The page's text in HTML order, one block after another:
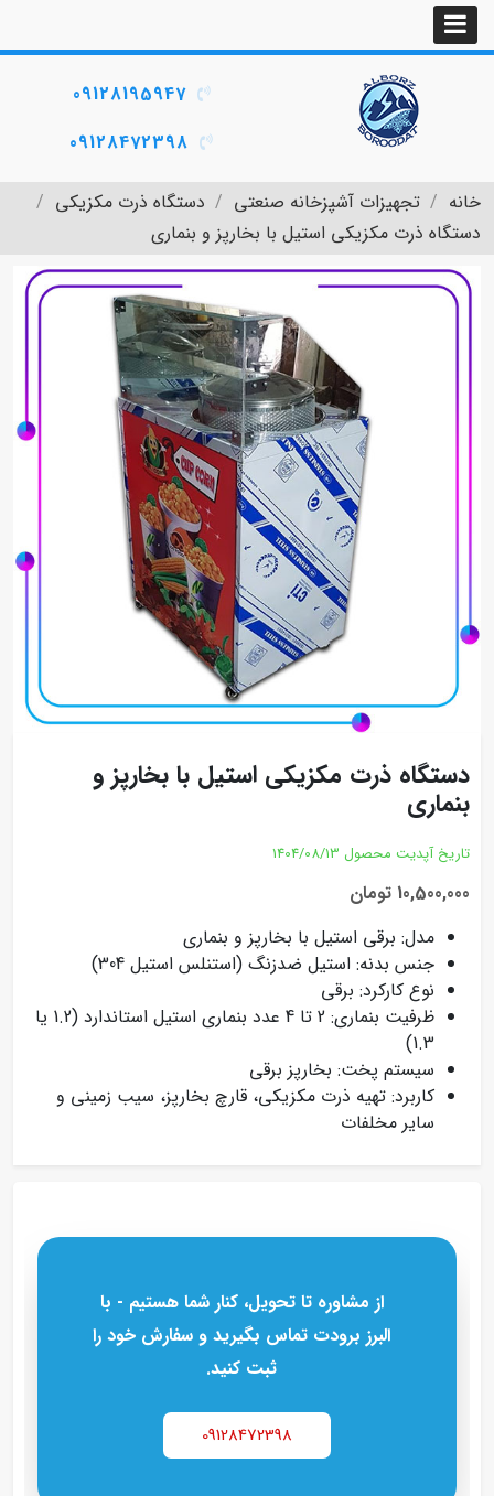
09128195947
09128472398
خانه تجهیزات آشپزخانه صنعتی
دستگاه ذرت مکزیکی
دستگاه ذرت مکزیکی استیل با بخارپز و بنماری
دستگاه ذرت مکزیکی استیل با بخارپز و
بنماری
تاریخ آپدیت محصول 1404/08/13
10,500,000 تومان
مدل: برقی استیل با بخارپز و بنماری
جنس بدنه: استیل ضدزنگ (استنلس استیل 304)
نوع کارکرد: برقی
ظرفیت بنماری: 2 تا 4 عدد بنماری استیل استاندارد (1.2 یا
1.3)
سیستم پخت: بخارپز برقی
کاربرد: تهیه ذرت مکزیکی، قارچ بخارپز، سیب‌ زمینی و
سایر مخلفات
از مشاوره تا تحویل، کنار شما هستیم - با
البرز برودت تماس بگیرید و سفارش خود را
ثبت کنید.
09128472398